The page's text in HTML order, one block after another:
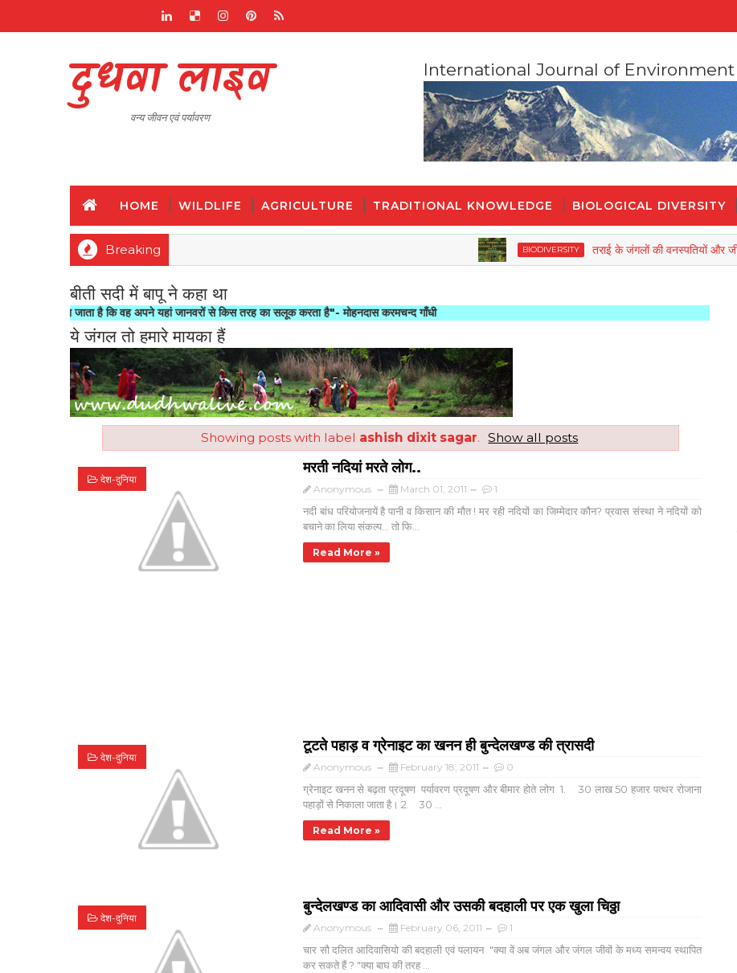
दुधवा लाइव
वन्य जीवन एवं पर्यावरण
International Journal of Environment
HOME WILDLIFE AGRICULTURE TRADITIONAL KNOWLEDGE BIOLOGICAL DIVERSITY
Breaking BIODIVERSITY तराई के जंगलों की वनस्पतियों और जीव जंतुओं
बीती सदी में बापू ने कहा था
जाता है कि वह अपने यहां जानवरों से किस तरह का सलूक करता है"- मोहनदास करमचन्द गाँधी
ये जंगल तो हमारे मायका हैं
Showing posts with label ashish dixit sagar. Show all posts
देश-दुनिया
मरती नदियां मरते लोग..
Anonymous March 01, 2011 1
नदी बांध परियोजनायें है पानी व किसान की मौत ! मर रही नदियों का जिम्मेदार कौन? प्रवास संस्था ने नदियों को
बचाने का लिया संकल्प... तो फि...
Read More »
देश-दुनिया
टूटते पहाड़ व ग्रेनाइट का खनन ही बुन्देलखण्ड की त्रासदी
Anonymous February 18, 2011 0
ग्रेनाइट खनन से बढ़ता प्रदूषण पर्यावरण प्रदूषण और बीमार होते लोग 1. 30 लाख 50 हजार पत्थर रोजाना
पहाड़ों से निकाला जाता है। 2. 30 ...
Read More »
देश-दुनिया
बुन्देलखण्ड का आदिवासी और उसकी बदहाली पर एक खुला चिठ्ठा
Anonymous February 06, 2011 1
चार सौ दलित आदिवासियो की बदहाली एवं पलायन "क्या वें अब जंगल और जंगल जीवों के मध्य समन्वय स्थापित
कर सकते हैं ? "क्या बाघ की तरह ...